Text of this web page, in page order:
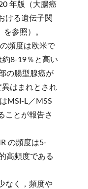
年版（大腸癌
ける遺伝子関
参照）。
頻度は欧米で
8-19％と高い
の腸型腺癌が
はまれとされ
MSI-L／MSS
ことが報告さ
の頻度は5-
高頻度である
なく，頻度や